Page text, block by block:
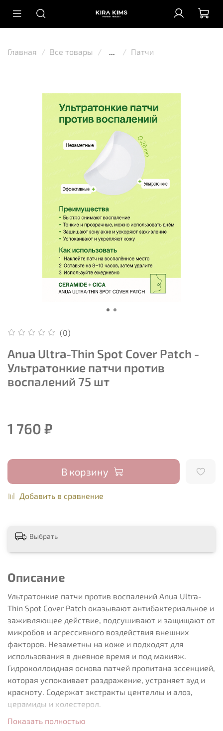
Главная Все товары ... Патчи
(0)
Anua Ultra-Thin Spot Cover Patch -
Ультратонкие патчи против
воспалений 75 шт
1 760 ₽
В корзину
Добавить в сравнение
Выбрать
Описание
Ультратонкие патчи против воспалений Anua Ultra-
Thin Spot Cover Patch оказывают антибактериальное и
заживляющее действие, подсушивают и защищают от
микробов и агрессивного воздействия внешних
факторов. Незаметны на коже и подходят для
использования в дневное время и под макияж.
Гидроколлоидная основа патчей пропитана эссенцией,
которая успокаивает раздражение, устраняет зуд и
красноту. Содержат экстракты центеллы и алоэ,
церамиды и холестерол.
Показать полностью